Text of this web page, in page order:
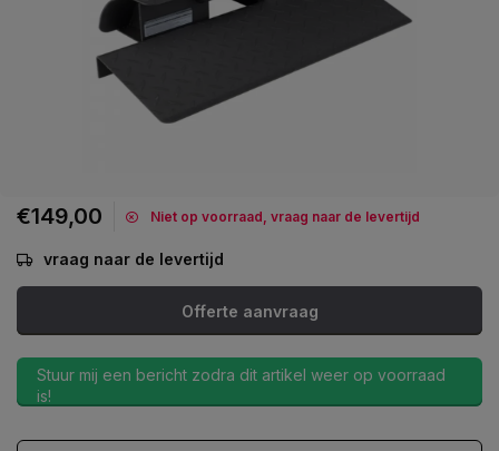
€149,00 Niet op voorraad, vraag naar de levertijd
vraag naar de levertijd
Offerte aanvraag
Stuur mij een bericht zodra dit artikel weer op voorraad
is!